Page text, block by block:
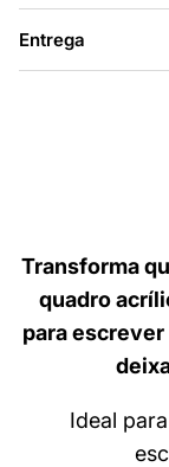
Entrega
Transforma
quadro
para
Ideal